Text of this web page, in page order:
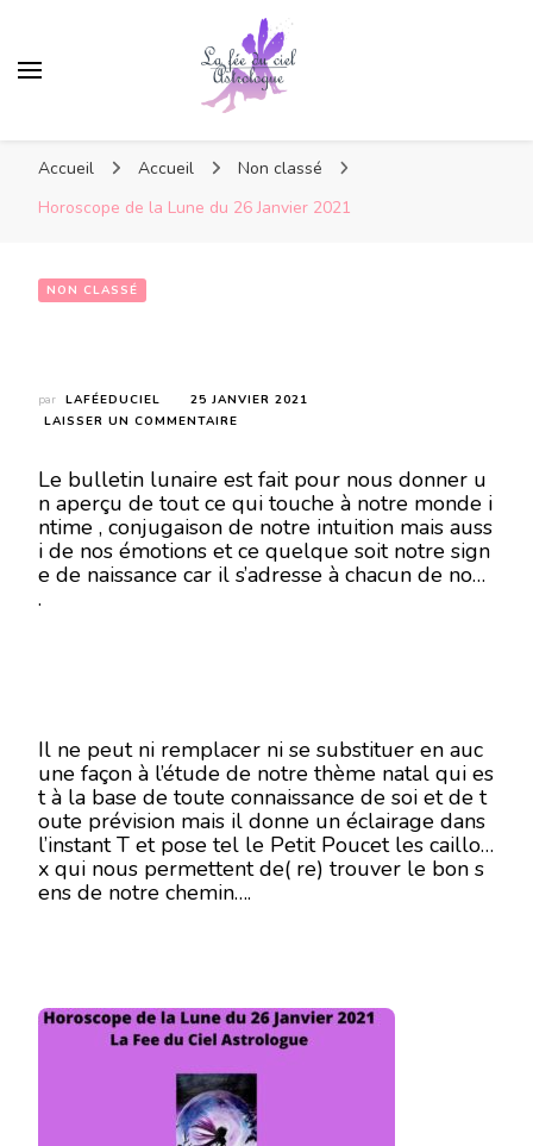
Accueil Accueil
Non classé
Horoscope de la Lune du 26 Janvier 2021
NON CLASSÉ
par LAFÉEDUCIEL
25 JANVIER 2021
LAISSER UN COMMENTAIRE
LA
LUNE
DU
26
JANVIER
Le bulletin lunaire est fait pour nous donner u
n aperçu de tout ce qui touche à notre monde i
ntime , conjugaison de notre intuition mais auss
i de nos émotions et ce quelque soit notre sign
e de naissance car il s’adresse à chacun de nous
.
Il ne peut ni remplacer ni se substituer en auc
une façon à l’étude de notre thème natal qui es
t à la base de toute connaissance de soi et de t
oute prévision mais il donne un éclairage dans
l’instant T et pose tel le Petit Poucet les caillou
x qui nous permettent de( re) trouver le bon s
ens de notre chemin….